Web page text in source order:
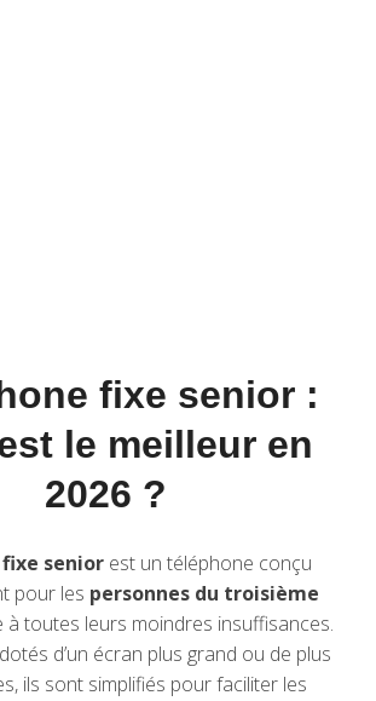
fixe senior :
le meilleur en
2026 ?
senior est un téléphone conçu
pour les personnes du troisième
à toutes leurs moindres insuffisances.
d’un écran plus grand ou de plus
ils sont simplifiés pour faciliter les